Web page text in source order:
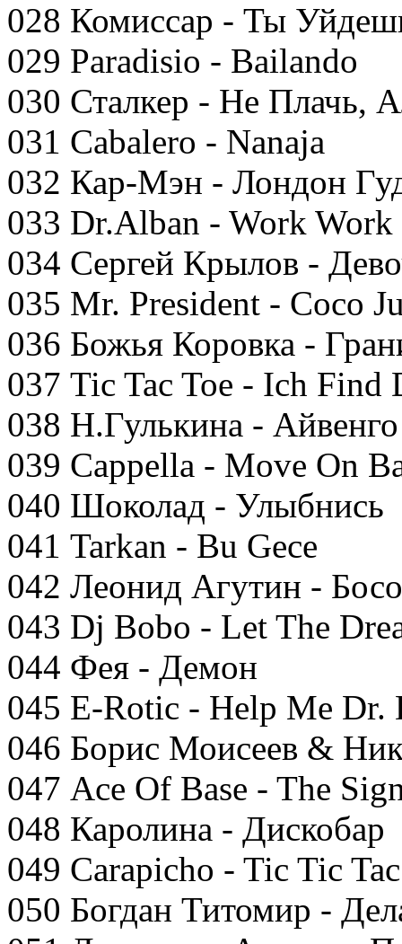
028 Комиссар - Ты
029 Paradisio - Bailando
030 Сталкер - Не Плачь,
031 Cabalero - Nanaja
032 Кар-Мэн - Лондон
033 Dr.Alban - Work Work
034 Сергей Крылов -
035 Mr. President - Coco
036 Божья Коровка -
037 Tic Tac Toe - Ich Find
038 Н.Гулькина - Айвенго
039 Cappella - Move On
040 Шоколад - Улыбнись
041 Tarkan - Bu Gece
042 Леонид Агутин -
043 Dj Bobo - Let The
044 Фея - Демон
045 E-Rotic - Help Me Dr.
046 Борис Моисеев &
047 Ace Of Base - The
048 Каролина - Дискобар
049 Carapicho - Tic Tic Tac
050 Богдан Титомир -